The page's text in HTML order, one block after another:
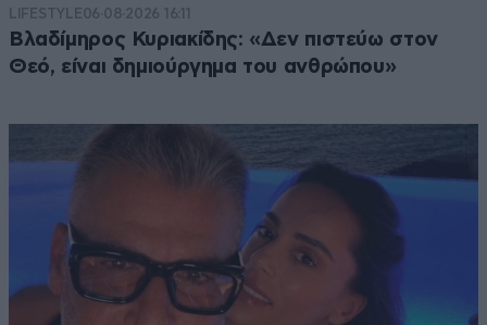
LIFESTYLE06·08·2026 16:11
Βλαδίμηρος Κυριακίδης: «Δεν πιστεύω στον
Θεό, είναι δημιούργημα του ανθρώπου»